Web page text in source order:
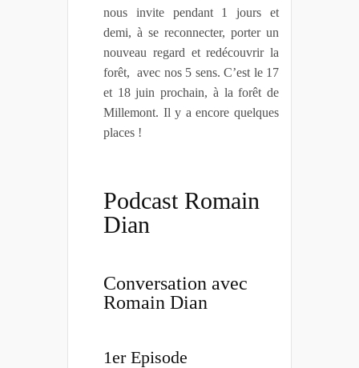
nous invite pendant 1 jours et
demi, à se reconnecter, porter un
nouveau regard et redécouvrir la
forêt, avec nos 5 sens. C’est le 17
et 18 juin prochain, à la forêt de
Millemont. Il y a encore quelques
places !
Podcast Romain
Dian
Conversation avec
Romain Dian
1er Episode